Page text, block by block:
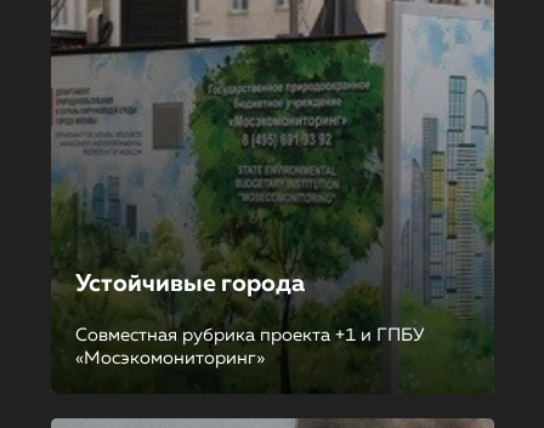
Устойчивые города
Совместная рубрика проекта +1 и ГПБУ
«Мосэкомониторинг»